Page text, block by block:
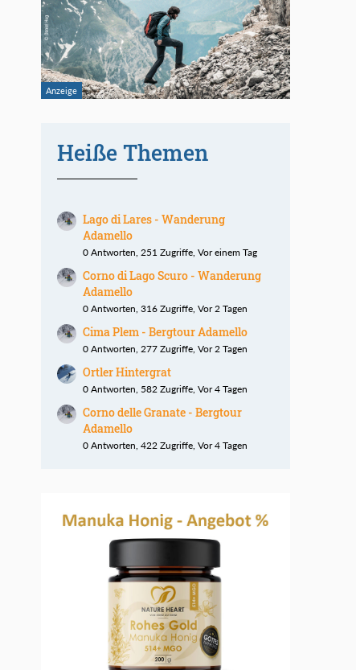
Heiße Themen
Lago di Lares - Wanderung
Adamello
0 Antworten, 251 Zugriffe, Vor einem Tag
Corno di Lago Scuro - Wanderung
Adamello
0 Antworten, 316 Zugriffe, Vor 2 Tagen
Cima Plem - Bergtour Adamello
0 Antworten, 277 Zugriffe, Vor 2 Tagen
Ortler Hintergrat
0 Antworten, 582 Zugriffe, Vor 4 Tagen
Corno delle Granate - Bergtour
Adamello
0 Antworten, 422 Zugriffe, Vor 4 Tagen